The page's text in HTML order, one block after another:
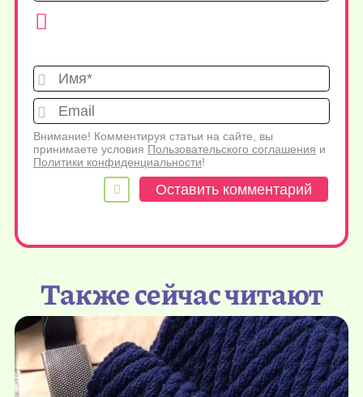
Имя*
Внимание! Комментируя статьи на сайте, вы
принимаете условия Пользовательского соглашения и
Политики конфиденциальности!
Также сейчас читают